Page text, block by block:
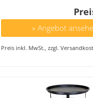
Wohnzimmer,
tintenschwarz
» Angebot
Preis inkl. MwSt., zzgl.